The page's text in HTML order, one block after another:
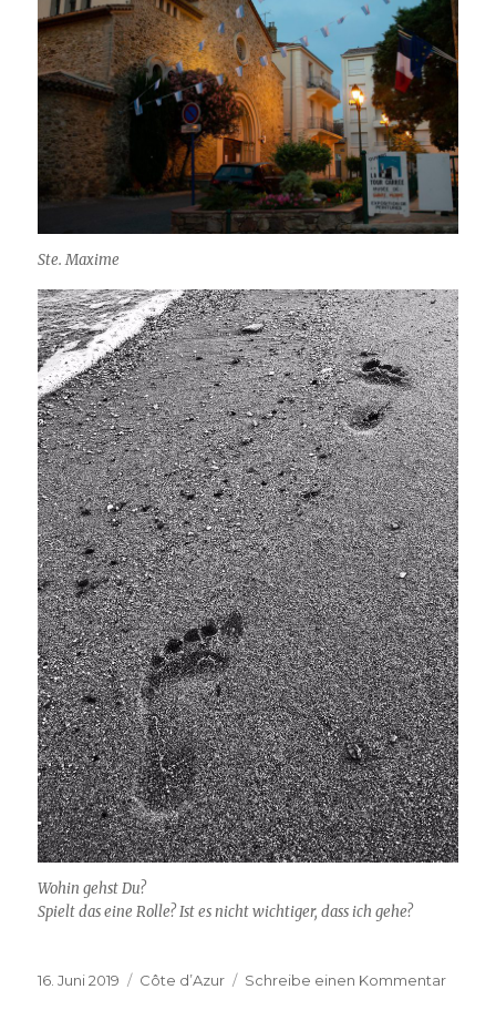
Ste. Maxime
Wohin gehst Du?
Spielt das eine Rolle? Ist es nicht wichtiger, dass ich gehe?
Veröffentlicht
16. Juni 2019 Kategorien
Côte d’Azur Schreibe einen Kommentarzu